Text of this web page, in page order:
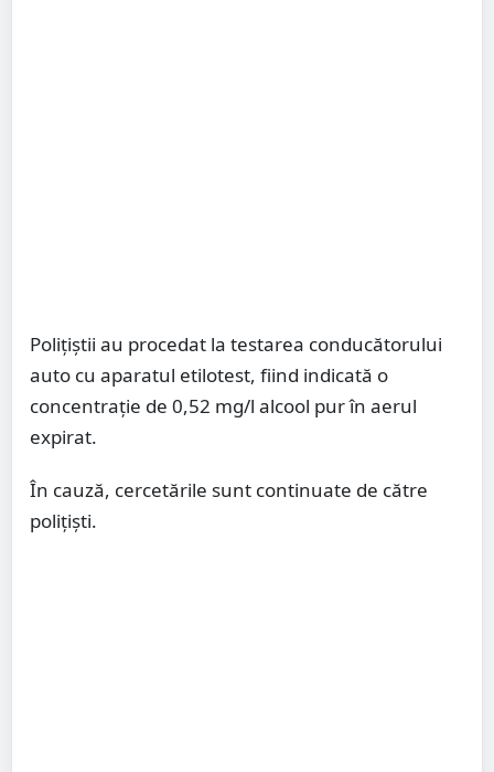
Polițiștii au procedat la testarea conducătorului
auto cu aparatul etilotest, fiind indicată o
concentrație de 0,52 mg/l alcool pur în aerul
expirat.
În cauză, cercetările sunt continuate de către
polițiști.